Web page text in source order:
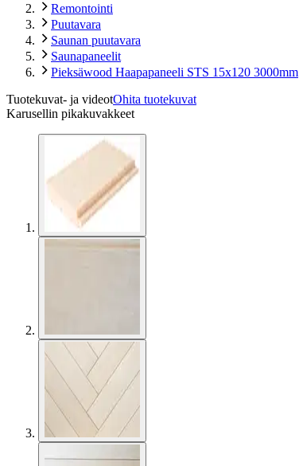
Remontointi
Puutavara
Saunan puutavara
Saunapaneelit
Pieksäwood Haapapaneeli STS 15x120 3000mm
Tuotekuvat- ja videotOhita tuotekuvat
Karusellin pikakuvakkeet